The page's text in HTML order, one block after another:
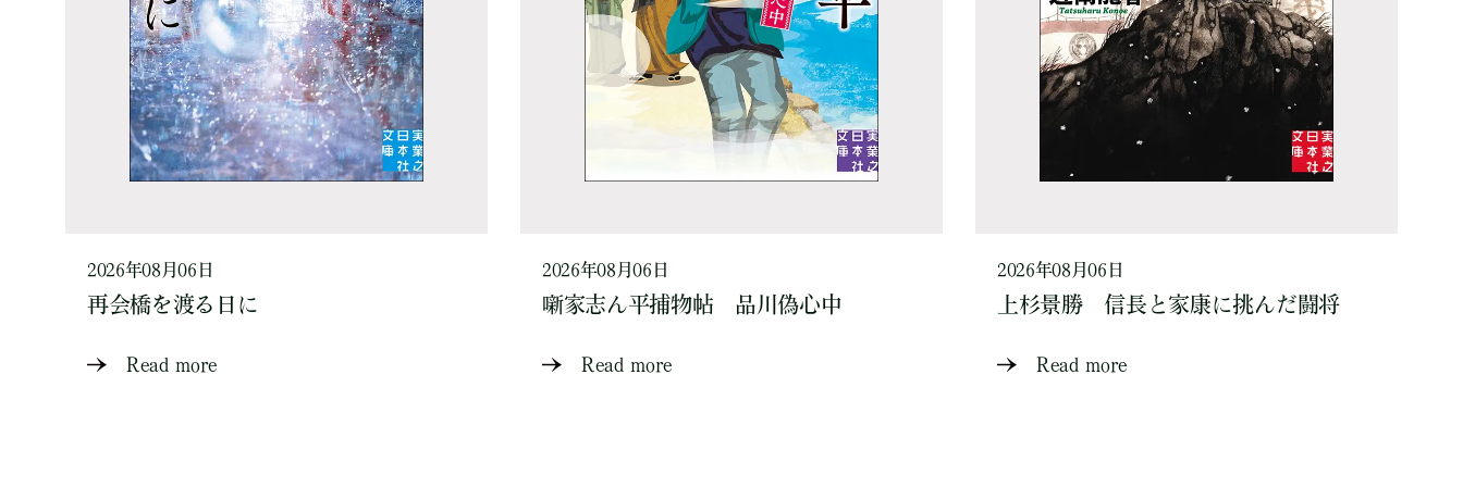
2026年08月06日
再会橋を渡る日に
Read more
2026年08月06日
噺家志ん平捕物帖 品川偽心中
Read more
2026年08月06日
上杉景勝 信長と家康に挑んだ闘将
Read more